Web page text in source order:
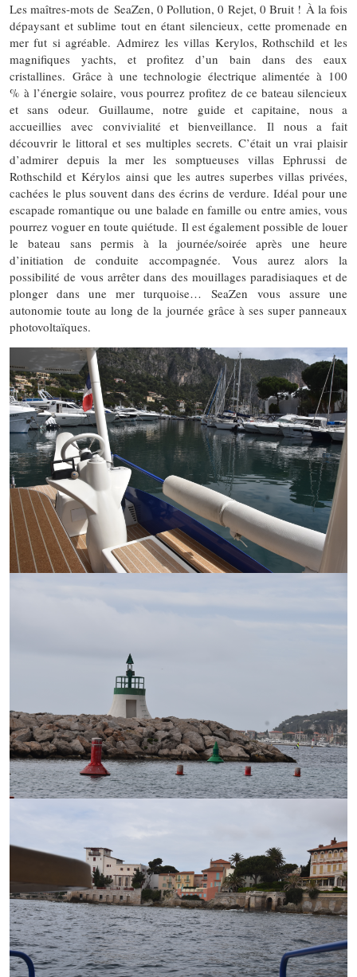
Les maîtres-mots de SeaZen, 0 Pollution, 0 Rejet, 0 Bruit ! À la fois
dépaysant et sublime tout en étant silencieux, cette promenade en
mer fut si agréable. Admirez les villas Kerylos, Rothschild et les
magnifiques yachts, et profitez d’un bain dans des eaux
cristallines. Grâce à une technologie électrique alimentée à 100
% à l’énergie solaire, vous pourrez profitez de ce bateau silencieux
et sans odeur. Guillaume, notre guide et capitaine, nous a
accueillies avec convivialité et bienveillance. Il nous a fait
découvrir le littoral et ses multiples secrets. C’était un vrai plaisir
d’admirer depuis la mer les somptueuses villas Ephrussi de
Rothschild et Kérylos ainsi que les autres superbes villas privées,
cachées le plus souvent dans des écrins de verdure. Idéal pour une
escapade romantique ou une balade en famille ou entre amies, vous
pourrez voguer en toute quiétude. Il est également possible de louer
le bateau sans permis à la journée/soirée après une heure
d’initiation de conduite accompagnée. Vous aurez alors la
possibilité de vous arrêter dans des mouillages paradisiaques et de
plonger dans une mer turquoise… SeaZen vous assure une
autonomie toute au long de la journée grâce à ses super panneaux
photovoltaïques.